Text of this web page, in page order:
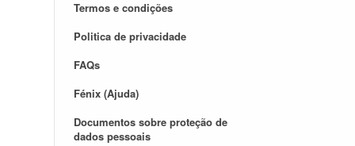
Termos e condições
Politica de privacidade
FAQs
Fénix (Ajuda)
Documentos sobre proteção de
dados pessoais